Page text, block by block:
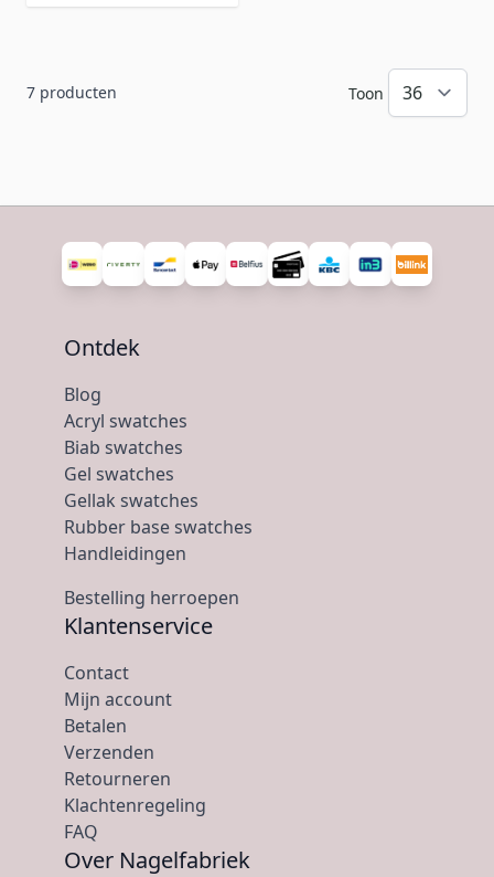
7 producten Toon
Ontdek
Blog
Acryl swatches
Biab swatches
Gel swatches
Gellak swatches
Rubber base swatches
Handleidingen
Bestelling herroepen
Klantenservice
Contact
Mijn account
Betalen
Verzenden
Retourneren
Klachtenregeling
FAQ
Over Nagelfabriek